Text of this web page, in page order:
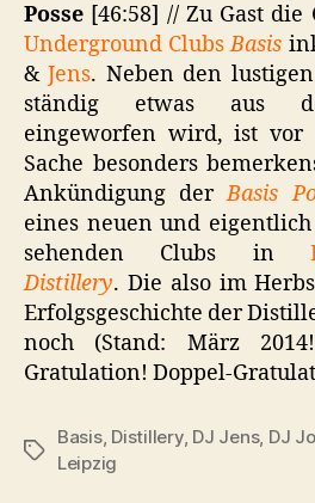
Posse [46:58] // Zu Gast die
Underground ClubsBasis
&Jens. Neben den
ständig etwas aus
eingeworfen wird, ist vor
Sache besonders
Ankündigung derBasis
eines neuen und
sehenden Clubs in
Distillery. Die also im
Erfolgsgeschichte der
noch (Stand: März
Gratulation! Doppel-
Schlagwörter
Basis, Distillery, DJ Jens, DJ
Leipzig